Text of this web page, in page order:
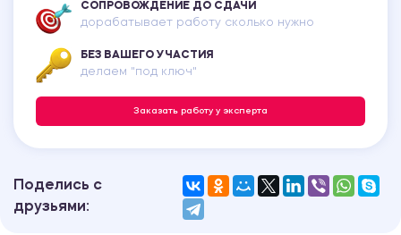
СОПРОВОЖДЕНИЕ ДО СДАЧИ
дорабатывает работу сколько нужно
БЕЗ ВАШЕГО УЧАСТИЯ
делаем "под ключ"
Заказать работу у эксперта
Поделись с
друзьями: